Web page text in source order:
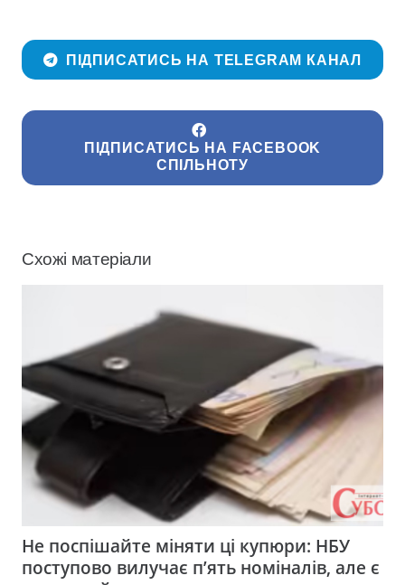
ПІДПИСАТИСЬ НА TELEGRAM КАНАЛ
ПІДПИСАТИСЬ НА FACEBOOK
СПІЛЬНОТУ
Схожі матеріали
Не поспішайте міняти ці купюри: НБУ
поступово вилучає п’ять номіналів, але є